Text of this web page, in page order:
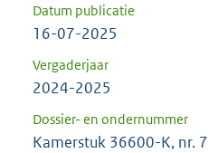
Datum publicatie
16-07-2025
Vergaderjaar
2024-2025
Dossier- en ondernummer
Kamerstuk 36600-K, nr. 7